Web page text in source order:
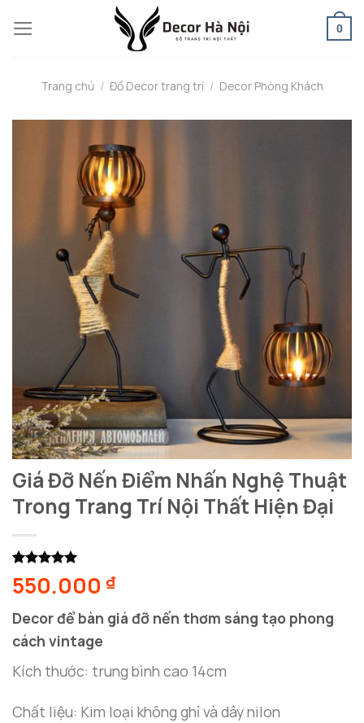
to
0
Trang chủ / Đồ Decor trang trí / Decor Phòng Khách
Giá Đỡ Nến Điểm Nhấn Nghệ Thuật
Trong Trang Trí Nội Thất Hiện Đại
5.00 trên 5
dựa trên
1
550.000 ₫
Decor để bàn giá đỡ nến thơm sáng tạo phong
cách vintage
Kích thước: trung bình cao 14cm
Chất liệu: Kim loại không ghỉ và dây nilon